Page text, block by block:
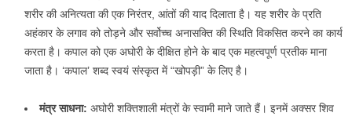
शरीर की अनित्यता की एक निरंतर, आंतों की याद दिलाता है। यह शरीर के प्रति
अहंकार के लगाव को तोड़ने और सर्वोच्च अनासक्ति की स्थिति विकसित करने का कार्य
करता है। कपाल को एक अघोरी के दीक्षित होने के बाद एक महत्वपूर्ण प्रतीक माना
जाता है। ‘कपाल’ शब्द स्वयं संस्कृत में “खोपड़ी” के लिए है।
मंत्र साधना: अघोरी शक्तिशाली मंत्रों के स्वामी माने जाते हैं। इनमें अक्सर शिव